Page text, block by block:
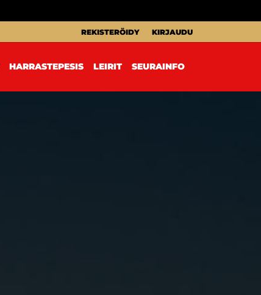
REKISTERÖIDY KIRJAUDU
HARRASTEPESIS LEIRIT SEURAINFO